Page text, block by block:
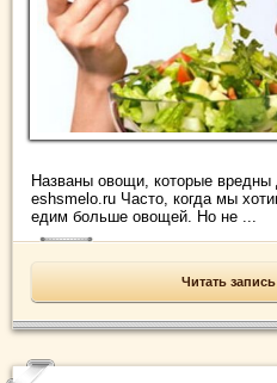
Названы овощи, которые
eshsmelo.ru Часто, когда мы
едим больше овощей. Но не ...
Читать